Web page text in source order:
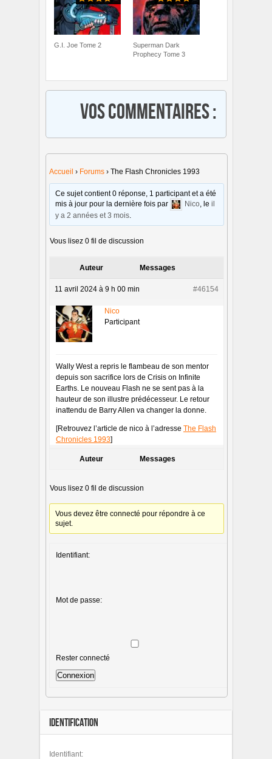
G.I. Joe Tome 2
Superman Dark
Prophecy Tome 3
Vos commentaires :
Accueil › Forums › The Flash Chronicles 1993
Ce sujet contient 0 réponse, 1 participant et a été
mis à jour pour la dernière fois par
Nico, leil
y a 2 années et 3 mois
Vous lisez 0 fil de discussion
Auteur Messages
11 avril 2024 à 9 h 00 min #46154
Nico
Participant
Wally West a repris le flambeau de son mentor
depuis son sacrifice lors de Crisis on Infinite
Earths. Le nouveau Flash ne se sent pas à la
hauteur de son illustre prédécesseur. Le retour
inattendu de Barry Allen va changer la donne.
[Retrouvez l’article de nico à l’adresse The Flash
Chronicles 1993]
Auteur Messages
Vous lisez 0 fil de discussion
Vous devez être connecté pour répondre à ce
sujet.
Identifiant:
Mot de passe:
Rester connecté
Connexion
IDENTIFICATION
Identifiant: